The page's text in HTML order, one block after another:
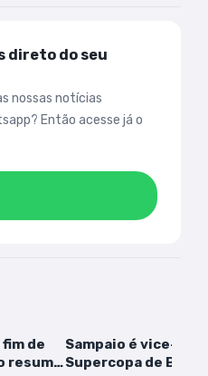
direto do seu
nossas notícias
Então acesse já o
de
resumo
Sampaio é vice-
Supercopa de